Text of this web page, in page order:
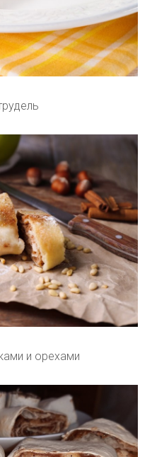
и орехами